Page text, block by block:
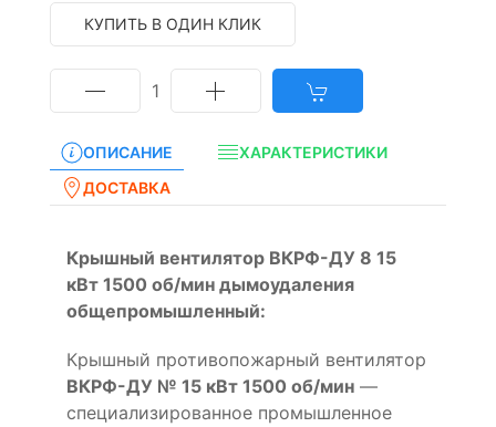
КУПИТЬ В ОДИН КЛИК
1
ОПИСАНИЕ
ХАРАКТЕРИСТИКИ
ДОСТАВКА
Крышный вентилятор ВКРФ-ДУ 8 15
кВт 1500 об/мин дымоудаления
общепромышленный:
Крышный противопожарный вентилятор
ВКРФ-ДУ № 15 кВт 1500 об/мин —
специализированное промышленное